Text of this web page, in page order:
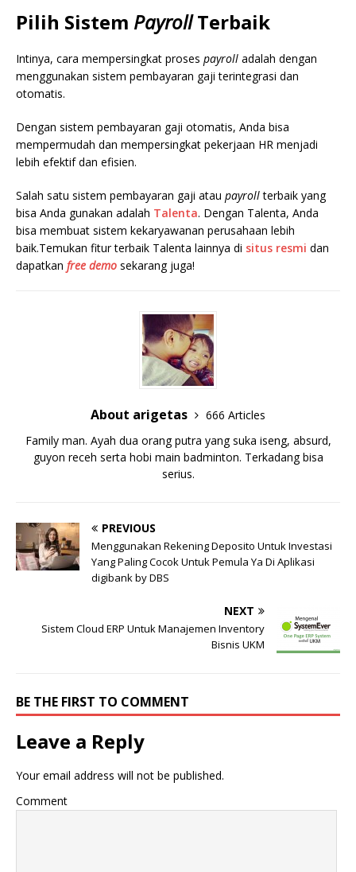
Pilih Sistem PayrollTerbaik
Intinya, cara mempersingkat proses payroll adalah dengan
menggunakan sistem pembayaran gaji terintegrasi dan
otomatis.
Dengan sistem pembayaran gaji otomatis, Anda bisa
mempermudah dan mempersingkat pekerjaan HR menjadi
lebih efektif dan efisien.
Salah satu sistem pembayaran gaji atau payrollterbaik yang
bisa Anda gunakan adalah Talenta. Dengan Talenta, Anda
bisa membuat sistem kekaryawanan perusahaan lebih
baik.Temukan fitur terbaik Talenta lainnya di situs resmi dan
dapatkan free demo sekarang juga!
About arigetas
666 Articles
Family man. Ayah dua orang putra yang suka iseng, absurd,
guyon receh serta hobi main badminton. Terkadang bisa
serius.
PREVIOUS
Menggunakan Rekening Deposito Untuk Investasi
Yang Paling Cocok Untuk Pemula Ya Di Aplikasi
digibank by DBS
NEXT
Sistem Cloud ERP Untuk Manajemen Inventory
Bisnis UKM
BE THE FIRST TO COMMENT
Leave a Reply
Your email address will not be published.
Comment